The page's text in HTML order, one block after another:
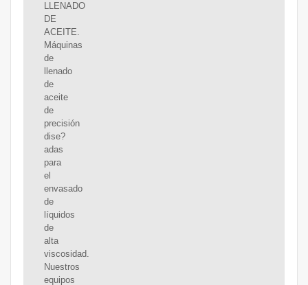
LLENADO
DE
ACEITE.
Máquinas
de
llenado
de
aceite
de
precisión
dise?
adas
para
el
envasado
de
líquidos
de
alta
viscosidad.
Nuestros
equipos